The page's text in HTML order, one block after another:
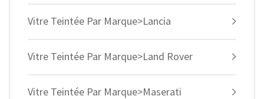
Vitre Teintée Par Marque>Lancia
Vitre Teintée Par Marque>Land Rover
Vitre Teintée Par Marque>Maserati